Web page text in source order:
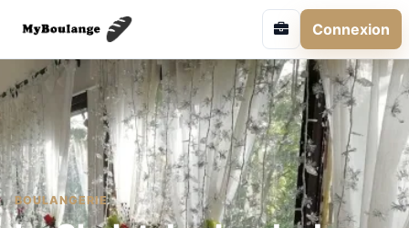
Connexion
BOULANGERIE